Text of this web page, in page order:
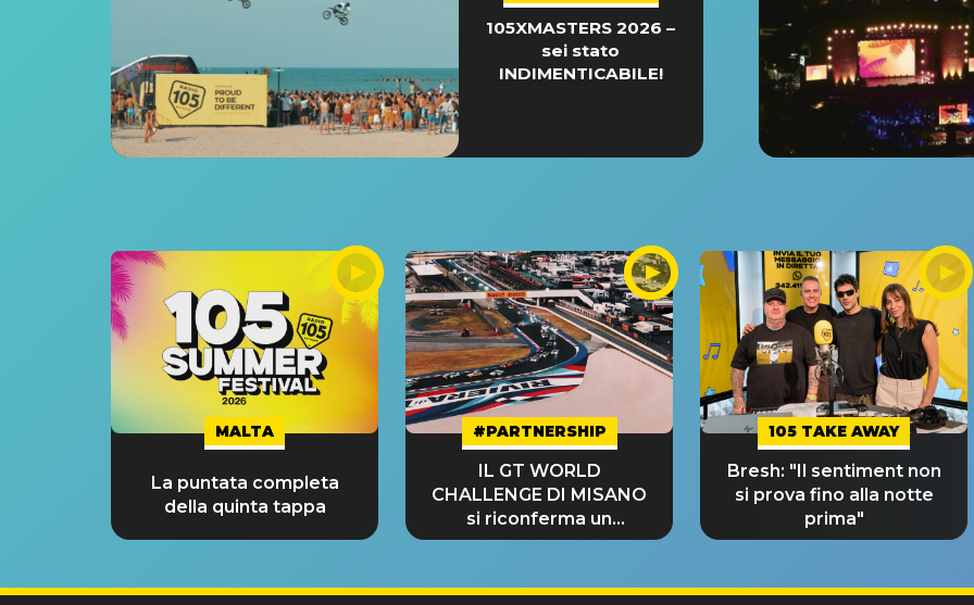
105XMASTERS 2026 –
sei stato
INDIMENTICABILE!
MALTA
La puntata completa
della quinta tappa
#PARTNERSHIP
IL GT WORLD
CHALLENGE DI MISANO
si riconferma un
GRANDE SUCCESSO!
105 TAKE AWAY
Bresh: "Il sentiment non
si prova fino alla notte
prima"